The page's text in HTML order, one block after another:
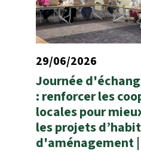
29/06/2026
Journée
: renforcer les
locales pour
les projets
d'aménagement